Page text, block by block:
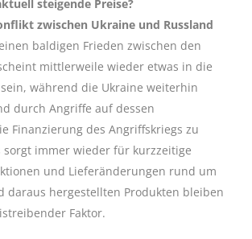
steigende Preise?
zwischen Ukraine und Russland
baldigen Frieden zwischen den
mittlerweile wieder etwas in die
während die Ukraine weiterhin
durch Angriffe auf dessen
Finanzierung des Angriffskriegs zu
sorgt immer wieder für kurzzeitige
und Lieferänderungen rund um
daraus hergestellten Produkten bleiben
Faktor.